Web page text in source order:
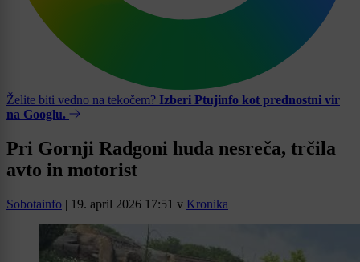
Želite biti vedno na tekočem? Izberi Ptujinfo kot prednostni vir
na Googlu.
Pri Gornji Radgoni huda nesreča, trčila
avto in motorist
Sobotainfo | 19. april 2026 17:51 v Kronika